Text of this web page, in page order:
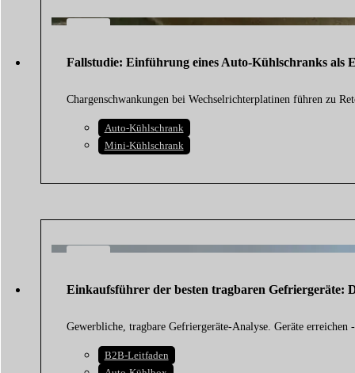
2026
Fallstudie: Einführung eines Auto-Kühlschranks als
Chargenschwankungen bei Wechselrichterplatinen führen zu
Auto-Kühlschrank
Mini-Kühlschrank
2026
Einkaufsführer der besten tragbaren Gefriergeräte:
Gewerbliche, tragbare Gefriergeräte-Analyse. Geräte
B2B-Leitfaden